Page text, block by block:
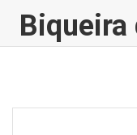
Biqueira